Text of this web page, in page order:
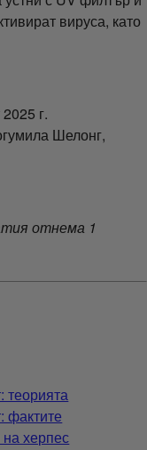
вируса, като
г.
Шелонг,
отнема 1
теорията
фактите
херпес